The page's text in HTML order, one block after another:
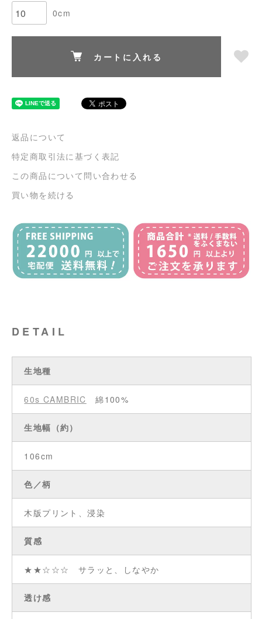
0cm
カートに入れる
返品について
特定商取引法に基づく表記
この商品について問い合わせる
買い物を続ける
DETAIL
生地種
60s CAMBRIC 綿100%
生地幅（約）
106cm
色／柄
木版プリント、浸染
質感
★★☆☆☆ サラッと、しなやか
透け感